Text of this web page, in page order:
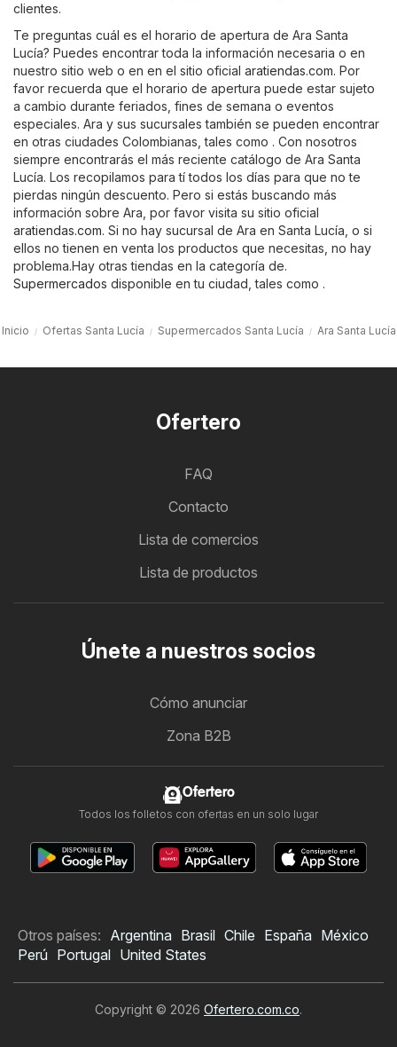
clientes.
Te preguntas cuál es el horario de apertura de Ara Santa
Lucía? Puedes encontrar toda la información necesaria o en
nuestro sitio web o en en el sitio oficial aratiendas.com. Por
favor recuerda que el horario de apertura puede estar sujeto
a cambio durante feriados, fines de semana o eventos
especiales. Ara y sus sucursales también se pueden encontrar
en otras ciudades Colombianas, tales como . Con nosotros
siempre encontrarás el más reciente catálogo de Ara Santa
Lucía. Los recopilamos para tí todos los días para que no te
pierdas ningún descuento. Pero si estás buscando más
información sobre Ara, por favor visita su sitio oficial
aratiendas.com. Si no hay sucursal de Ara en Santa Lucía, o si
ellos no tienen en venta los productos que necesitas, no hay
problema.Hay otras tiendas en la categoría de.
Supermercados disponible en tu ciudad, tales como .
Inicio Ofertas Santa Lucía Supermercados Santa Lucía Ara Santa Lucía
Ofertero
FAQ
Contacto
Lista de comercios
Lista de productos
Únete a nuestros socios
Cómo anunciar
Zona B2B
Ofertero
Todos los folletos con ofertas en un solo lugar
Otros países: Argentina Brasil Chile España México
Perú Portugal United States
Copyright © 2026 Ofertero.com.co.